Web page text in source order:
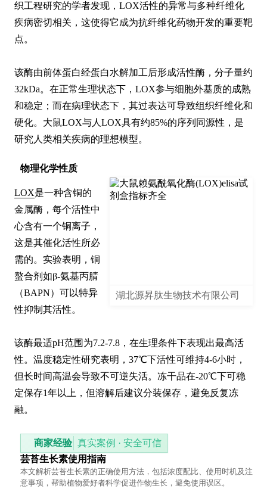
织工程研究的学者发现，LOX活性的异常与多种纤维化
疾病密切相关，这使得它成为抗纤维化药物开发的重要靶
点。
该酶由前体蛋白经蛋白水解加工后形成活性酶，分子量约
32kDa。在正常生理状态下，LOX参与细胞外基质的成熟
和稳定；而在病理状态下，其过表达可导致组织纤维化和
硬化。大鼠LOX与人LOX具有约85%的序列同源性，是
研究人类相关疾病的理想模型。
物理化学性质
湖北源昇肽生物技术有限公司
LOX是一种含铜的
金属酶，每个活性中
心含有一个铜离子，
这是其催化活性所必
需的。实验表明，铜
螯合剂如β-氨基丙腈
（BAPN）可以特异
性抑制其活性。
该酶最适pH范围为7.2-7.8，在生理条件下表现出最高活
性。温度稳定性研究表明，37℃下活性可维持4-6小时，
但长时间高温会导致不可逆失活。冻干品在-20℃下可稳
定保存1年以上，但溶解后建议分装保存，避免反复冻
融。
商家经验 真实案例 · 安全可信
芸苔生长素使用指南
本文解析芸苔生长素的正确使用方法，包括浓度配比、使用时机及注
意事项，帮助植物爱好者科学促进作物生长，避免使用误区。